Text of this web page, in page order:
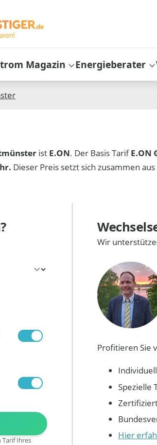
Magazin Energieberater
ist E.ON. Der Basis TarifE.ON
Dieser Preis setzt sich zusammen
Tarif Ihres
Wir
Profitieren Sie
Spezielle
Hier